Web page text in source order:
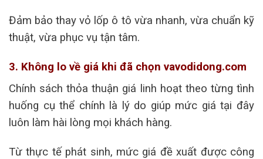
Đảm bảo thay vỏ lốp ô tô vừa nhanh, vừa chuẩn kỹ
thuật, vừa phục vụ tận tâm.
3. Không lo về giá khi đã chọn vavodidong.com
Chính sách thỏa thuận giá linh hoạt theo từng tình
huống cụ thể chính là lý do giúp mức giá tại đây
luôn làm hài lòng mọi khách hàng.
Từ thực tế phát sinh, mức giá đề xuất được công